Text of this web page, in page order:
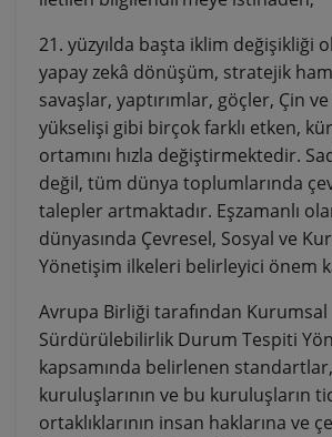
21. yüzyılda başta iklim değişikliği
yapay zekâ dönüşüm, stratejik
savaşlar, yaptırımlar, göçler, Çin
yükselişi gibi birçok farklı etken,
ortamını hızla değiştirmektedir.
değil, tüm dünya toplumlarında
talepler artmaktadır. Eşzamanlı
dünyasında Çevresel, Sosyal ve
Yönetişim ilkeleri belirleyici önem
Avrupa Birliği tarafından Kurumsal
Sürdürülebilirlik Durum Tespiti
kapsamında belirlenen
kuruluşlarının ve bu kuruluşların
ortaklıklarının insan haklarına ve